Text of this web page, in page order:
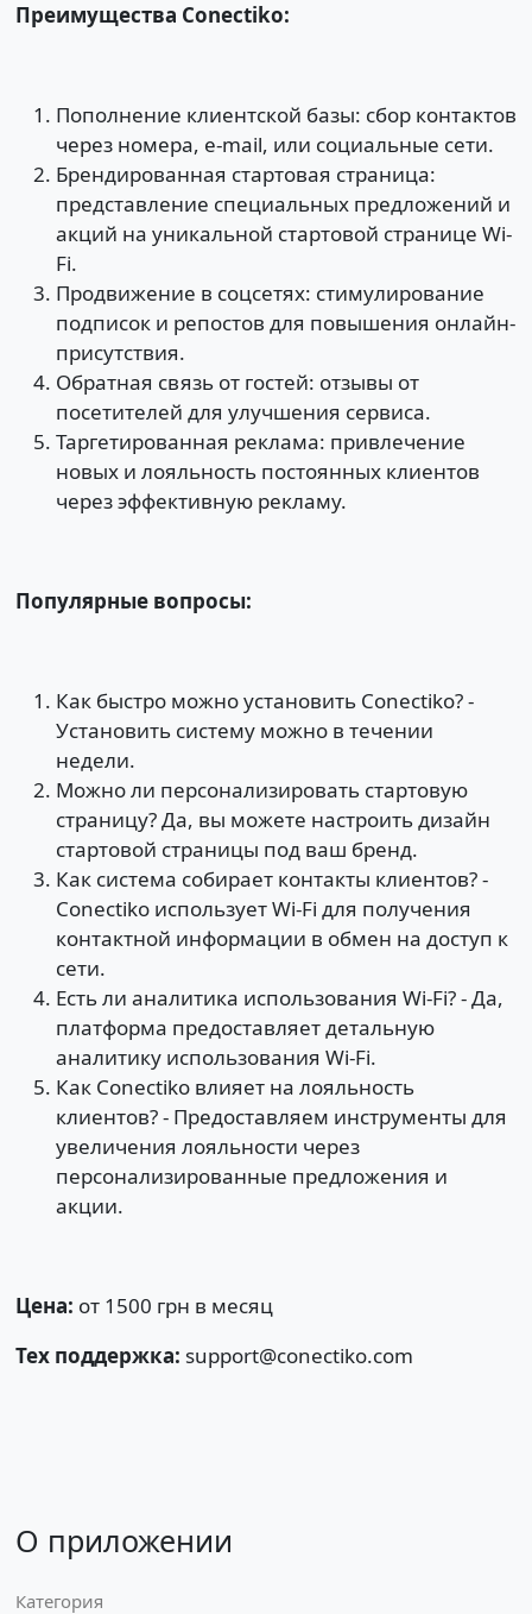
Преимущества Conectiko:
Пополнение клиентской базы: сбор контактов
через номера, e-mail, или социальные сети.
Брендированная стартовая страница:
представление специальных предложений и
акций на уникальной стартовой странице Wi-
Fi.
Продвижение в соцсетях: стимулирование
подписок и репостов для повышения онлайн-
присутствия.
Обратная связь от гостей: отзывы от
посетителей для улучшения сервиса.
Таргетированная реклама: привлечение
новых и лояльность постоянных клиентов
через эффективную рекламу.
Популярные вопросы:
Как быстро можно установить Conectiko? -
Установить систему можно в течении
недели.
Можно ли персонализировать стартовую
страницу? Да, вы можете настроить дизайн
стартовой страницы под ваш бренд.
Как система собирает контакты клиентов? -
Сonectiko использует Wi-Fi для получения
контактной информации в обмен на доступ к
сети.
Есть ли аналитика использования Wi-Fi? - Да,
платформа предоставляет детальную
аналитику использования Wi-Fi.
Как Conectiko влияет на лояльность
клиентов? - Предоставляем инструменты для
увеличения лояльности через
персонализированные предложения и
акции.
Цена: от 1500 грн в месяц
Тех поддержка: support@conectiko.com
О приложении
Категория